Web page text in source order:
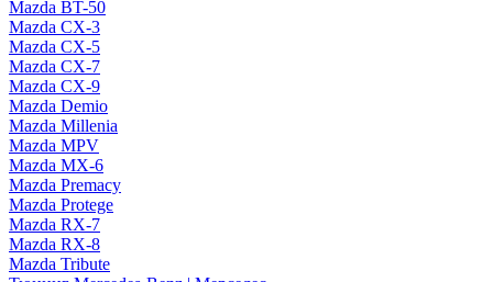
Mazda BT-50
Mazda CX-3
Mazda CX-5
Mazda CX-7
Mazda CX-9
Mazda Demio
Mazda Millenia
Mazda MPV
Mazda MX-6
Mazda Premacy
Mazda Protege
Mazda RX-7
Mazda RX-8
Mazda Tribute